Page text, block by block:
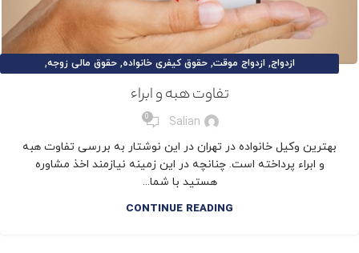
ازدواج, ازدواج موقت,حقوق کیفری خانواده,حقوق مالی زوجه,
مقالات حقوق خانواده مهریه نفقه,وکیل تخصصی خانوادهتفاوت هبه و ابراء
Salian
0
بهترین وکیل خانواده در تهران در این نوشتار به بررسی تفاوت هبه
و ابراء پرداخته است. چنانچه در این زمینه نیازمند اخذ مشاوره
هستید با شما...
CONTINUE READING